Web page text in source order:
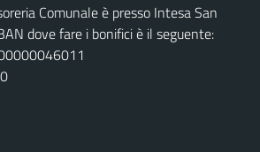
Comunale è presso Intesa San
dove fare i bonifici è il seguente: